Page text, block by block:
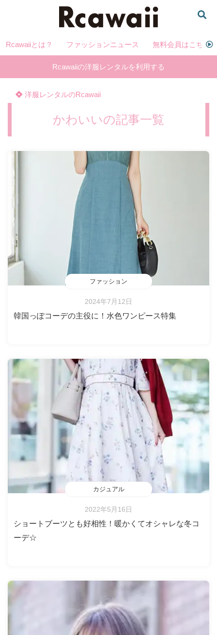
Rcawaiiとは？ ファッションニュース 無料会員はこちら
Rcawaiiの洋服レンタルを利用する
洋服レンタルのRcawaii
かわいいの記事一覧
ファッション
2024年7月12日
韓国っぽコーデの主役に！水色ワンピース特集
カジュアル
2022年5月16日
ショートブーツとも好相性！暖かくてオシャレな冬コ
ーデ☆